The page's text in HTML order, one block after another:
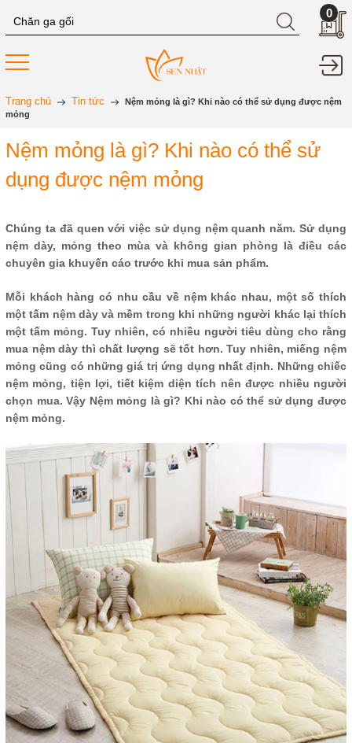
0
Trang chủ Tin tức
Nệm mỏng là gì? Khi nào có thể sử dụng được nệm
mỏng
Nệm mỏng là gì? Khi nào có thể sử
dụng được nệm mỏng
Chúng ta đã quen với việc sử dụng nệm quanh năm. Sử dụng
nệm dày, mỏng theo mùa và không gian phòng là điều các
chuyên gia khuyến cáo trước khi mua sản phẩm.
Mỗi khách hàng có nhu cầu về nệm khác nhau, một số thích
một tấm nệm dày và mềm trong khi những người khác lại thích
một tấm mỏng. Tuy nhiên, có nhiều người tiêu dùng cho rằng
mua nệm dày thì chất lượng sẽ tốt hơn. Tuy nhiên, miếng nệm
mỏng cũng có những giá trị ứng dụng nhất định. Những chiếc
nệm mỏng, tiện lợi, tiết kiệm diện tích nên được nhiều người
chọn mua. Vậy Nệm mỏng là gì? Khi nào có thể sử dụng được
nệm mỏng.